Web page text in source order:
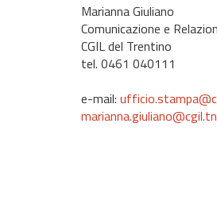
Marianna Giuliano
Comunicazione e
CGIL del Trentino
tel. 0461 040111
e-mail: